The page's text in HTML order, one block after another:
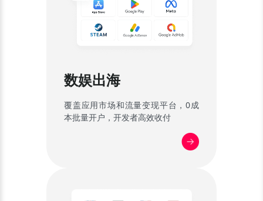
数娱出海
覆盖应用市场和流量变现平台，0成
本批量开户，开发者高效收付